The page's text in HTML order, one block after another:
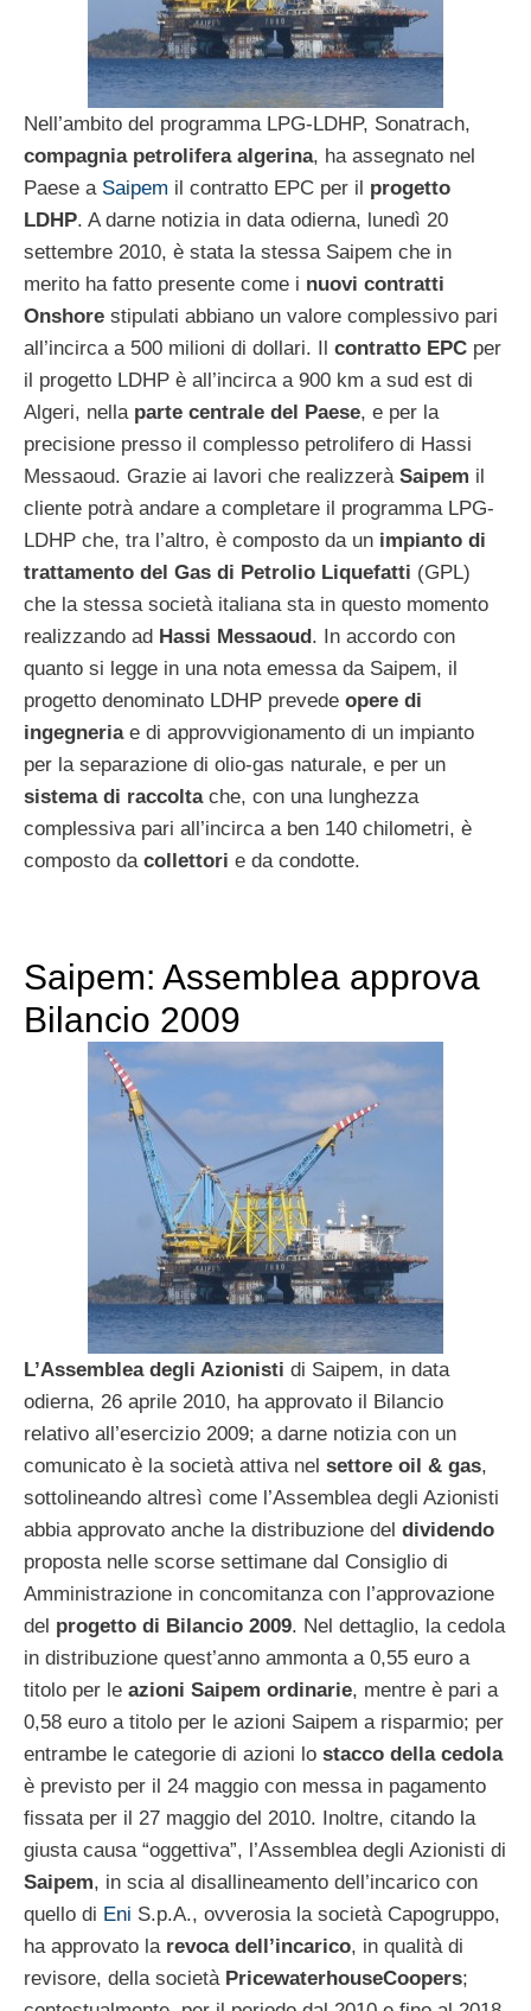
Nell’ambito del programma LPG-LDHP, Sonatrach,
compagnia petrolifera algerina, ha assegnato nel
Paese a Saipem il contratto EPC per il progetto
LDHP. A darne notizia in data odierna, lunedì 20
settembre 2010, è stata la stessa Saipem che in
merito ha fatto presente come i nuovi contratti
Onshore stipulati abbiano un valore complessivo pari
all’incirca a 500 milioni di dollari. Il contratto EPC per
il progetto LDHP è all’incirca a 900 km a sud est di
Algeri, nella parte centrale del Paese, e per la
precisione presso il complesso petrolifero di Hassi
Messaoud. Grazie ai lavori che realizzerà Saipem il
cliente potrà andare a completare il programma LPG-
LDHP che, tra l’altro, è composto da un impianto di
trattamento del Gas di Petrolio Liquefatti (GPL)
che la stessa società italiana sta in questo momento
realizzando ad Hassi Messaoud. In accordo con
quanto si legge in una nota emessa da Saipem, il
progetto denominato LDHP prevede opere di
ingegneriae di approvvigionamento di un impianto
per la separazione di olio-gas naturale, e per un
sistema di raccoltache, con una lunghezza
complessiva pari all’incirca a ben 140 chilometri, è
composto da collettori e da condotte.
Saipem: Assemblea approva
Bilancio 2009
L’Assemblea degli Azionisti di Saipem, in data
odierna, 26 aprile 2010, ha approvato il Bilancio
relativo all’esercizio 2009; a darne notizia con un
comunicato è la società attiva nel settore oil & gas,
sottolineando altresì come l’Assemblea degli Azionisti
abbia approvato anche la distribuzione del dividendo
proposta nelle scorse settimane dal Consiglio di
Amministrazione in concomitanza con l’approvazione
del progetto di Bilancio 2009. Nel dettaglio, la cedola
in distribuzione quest’anno ammonta a 0,55 euro a
titolo per le azioni Saipem ordinarie, mentre è pari a
0,58 euro a titolo per le azioni Saipem a risparmio; per
entrambe le categorie di azioni lo stacco della cedola
è previsto per il 24 maggio con messa in pagamento
fissata per il 27 maggio del 2010. Inoltre, citando la
giusta causa “oggettiva”, l’Assemblea degli Azionisti di
Saipem, in scia al disallineamento dell’incarico con
quello di Eni S.p.A., ovverosia la società Capogruppo,
ha approvato la revoca dell’incarico, in qualità di
revisore, della società PricewaterhouseCoopers;